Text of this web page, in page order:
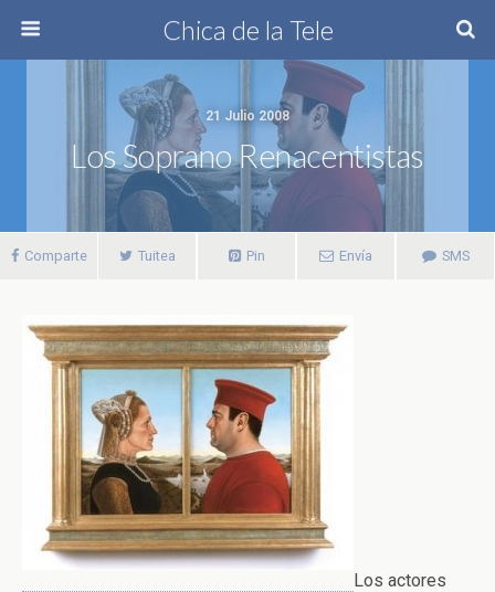
Chica de la Tele
21 Julio 2008
Los Soprano Renacentistas
Comparte Tuitea Pin Envía SMS
Los actores